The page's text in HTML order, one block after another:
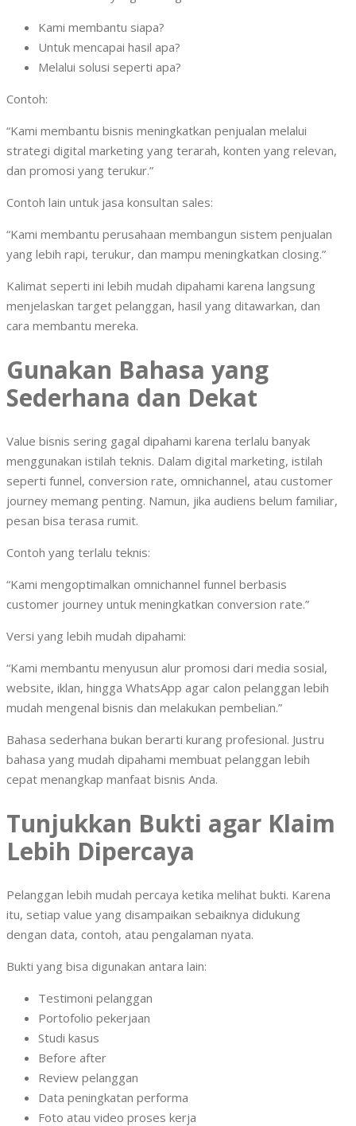
Kami membantu siapa?
Untuk mencapai hasil apa?
Melalui solusi seperti apa?
Contoh:
“Kami membantu bisnis meningkatkan penjualan melalui
strategi digital marketing yang terarah, konten yang relevan,
dan promosi yang terukur.”
Contoh lain untuk jasa konsultan sales:
“Kami membantu perusahaan membangun sistem penjualan
yang lebih rapi, terukur, dan mampu meningkatkan closing.”
Kalimat seperti ini lebih mudah dipahami karena langsung
menjelaskan target pelanggan, hasil yang ditawarkan, dan
cara membantu mereka.
Gunakan Bahasa yang
Sederhana dan Dekat
Value bisnis sering gagal dipahami karena terlalu banyak
menggunakan istilah teknis. Dalam digital marketing, istilah
seperti funnel, conversion rate, omnichannel, atau customer
journey memang penting. Namun, jika audiens belum familiar,
pesan bisa terasa rumit.
Contoh yang terlalu teknis:
“Kami mengoptimalkan omnichannel funnel berbasis
customer journey untuk meningkatkan conversion rate.”
Versi yang lebih mudah dipahami:
“Kami membantu menyusun alur promosi dari media sosial,
website, iklan, hingga WhatsApp agar calon pelanggan lebih
mudah mengenal bisnis dan melakukan pembelian.”
Bahasa sederhana bukan berarti kurang profesional. Justru
bahasa yang mudah dipahami membuat pelanggan lebih
cepat menangkap manfaat bisnis Anda.
Tunjukkan Bukti agar Klaim
Lebih Dipercaya
Pelanggan lebih mudah percaya ketika melihat bukti. Karena
itu, setiap value yang disampaikan sebaiknya didukung
dengan data, contoh, atau pengalaman nyata.
Bukti yang bisa digunakan antara lain:
Testimoni pelanggan
Portofolio pekerjaan
Studi kasus
Before after
Review pelanggan
Data peningkatan performa
Foto atau video proses kerja